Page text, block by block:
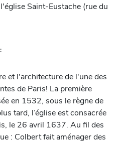
Saint-Eustache (rue du
et l'architecture de l'une des
de Paris! La première
en 1532, sous le règne de
tard, l’église est consacrée
le 26 avril 1637. Au fil des
: Colbert fait aménager des